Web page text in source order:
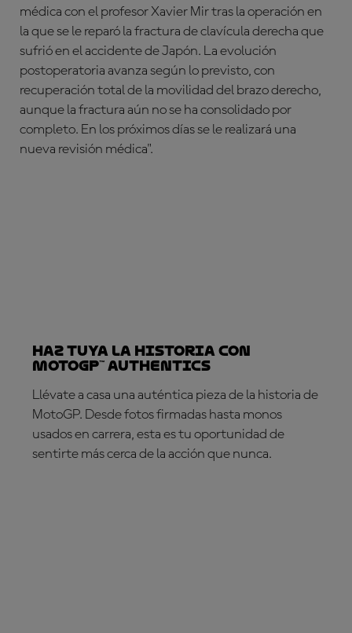
médica con el profesor Xavier Mir tras la operación en
la que se le reparó la fractura de clavícula derecha que
sufrió en el accidente de Japón. La evolución
postoperatoria avanza según lo previsto, con
recuperación total de la movilidad del brazo derecho,
aunque la fractura aún no se ha consolidado por
completo. En los próximos días se le realizará una
nueva revisión médica".
Haz tuya la historia con
MotoGP™ Authentics
Llévate a casa una auténtica pieza de la historia de
MotoGP. Desde fotos firmadas hasta monos
usados en carrera, esta es tu oportunidad de
sentirte más cerca de la acción que nunca.